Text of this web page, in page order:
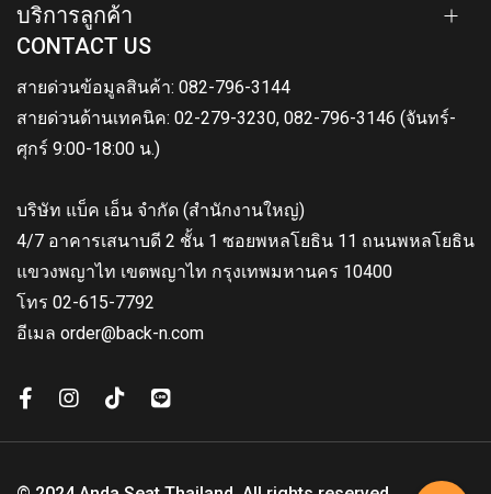
บริการลูกค้า
CONTACT US
สายด่วนข้อมูลสินค้า: 082-796-3144
สายด่วนด้านเทคนิค: 02-279-3230, 082-796-3146 (จันทร์-
ศุกร์ 9:00-18:00 น.)
บริษัท แบ็ค เอ็น จำกัด (สำนักงานใหญ่)
4/7 อาคารเสนาบดี 2 ชั้น 1 ซอยพหลโยธิน 11 ถนนพหลโยธิน
แขวงพญาไท เขตพญาไท กรุงเทพมหานคร 10400
โทร 02-615-7792
อีเมล order@back-n.com